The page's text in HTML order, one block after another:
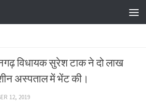
विधायक सुरेश टाक ने दो लाख
अस्पताल में भेंट की।
12, 2019